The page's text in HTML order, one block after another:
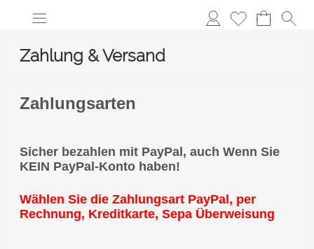
Zahlung & Versand
Zahlungsarten
Sicher bezahlen mit PayPal, auch Wenn Sie
KEIN PayPal-Konto haben!
Wählen Sie die Zahlungsart PayPal, per
Rechnung, Kreditkarte, Sepa Überweisung